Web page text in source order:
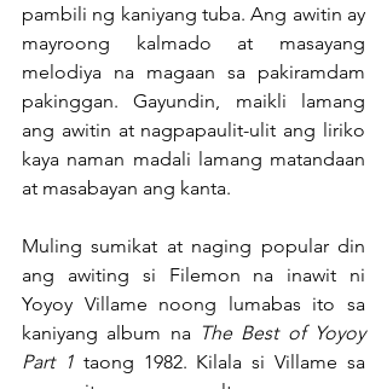
pambili ng kaniyang tuba. Ang awitin ay
mayroong kalmado at masayang
melodiya na magaan sa pakiramdam
pakinggan. Gayundin, maikli lamang
ang awitin at nagpapaulit-ulit ang liriko
kaya naman madali lamang matandaan
at masabayan ang kanta.
Muling sumikat at naging popular din
ang awiting si Filemon na inawit ni
Yoyoy Villame noong lumabas ito sa
kaniyang album na The Best of Yoyoy
Part 1 taong 1982. Kilala si Villame sa